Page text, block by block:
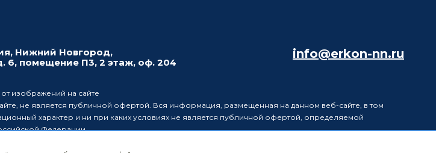
Нижний Новгород,
6, помещение П3, 2 этаж, оф. 204
info@erkon-nn.ru
изображений на сайте
не является публичной офертой. Вся информация, размещенная на данном веб-сайте, в том
характер и ни при каких условиях не является публичной офертой, определяемой
Федерации.